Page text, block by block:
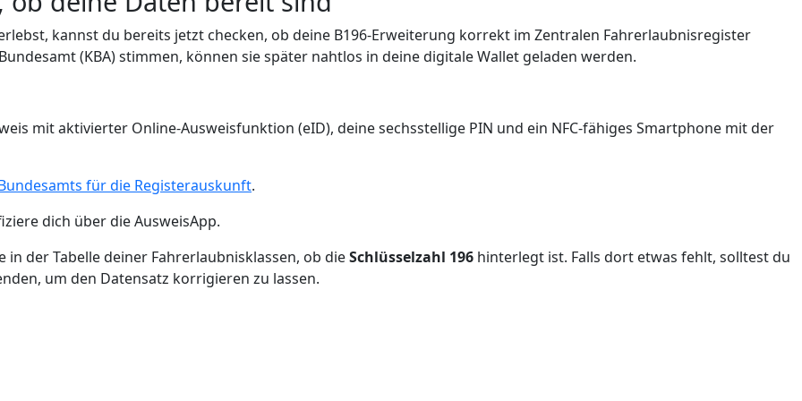
kannst du bereits jetzt checken, ob deine B196-Erweiterung korrekt im Zentralen Fahrerlaubnisregister
(KBA) stimmen, können sie später nahtlos in deine digitale Wallet geladen werden.
mit aktivierter Online-Ausweisfunktion (eID), deine sechsstellige PIN und ein NFC-fähiges Smartphone mit der
für die Registerauskunft.
dich über die AusweisApp.
der Tabelle deiner Fahrerlaubnisklassen, ob dieSchlüsselzahl 196 hinterlegt ist. Falls dort etwas fehlt, solltest du
um den Datensatz korrigieren zu lassen.